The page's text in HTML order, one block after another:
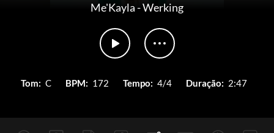
Me'Kayla-Werking
Tom: C BPM: 172 Tempo: 4/4 Duração: 2:47